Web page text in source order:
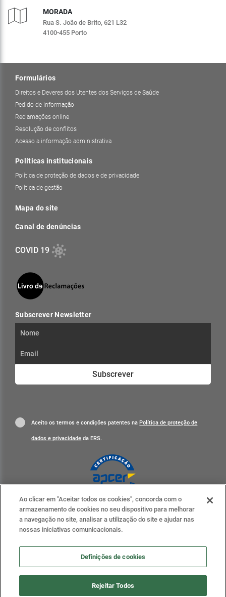
MORADA
Rua S. João de Brito, 621 L32
4100-455 Porto
Formulários
Direitos e Deveres dos Utentes dos Serviços de Saúde
Pedido de informação
Reclamações online
Resolução de conflitos
Acesso a informação administrativa
Políticas institucionais
Política de proteção de dados e de privacidade
Política de gestão
Mapa do site
Canal de denúncias
COVID 19
Subscrever Newsletter
Subscrever
Aceito os termos e condições patentes naPolítica de proteção de
dados e privacidade da ERS.
ERS nas redes sociais
Ao clicar em "Aceitar todos os cookies", concorda com o
armazenamento de cookies no seu dispositivo para melhorar
a navegação no site, analisar a utilização do site e ajudar nas
nossas iniciativas comunicacionais.
Definições de cookies
Rejeitar Todos